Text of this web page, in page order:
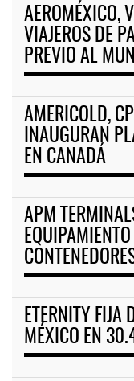
AEROMÉXICO,
VIAJEROS DE
PREVIO AL
AMERICOLD,
INAUGURAN
EN CANADÁ
APM
ETERNITY FIJA
MÉXICO EN